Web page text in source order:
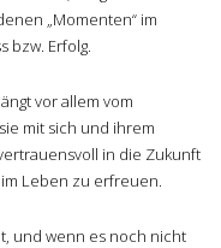
„Momenten“ im
bzw. Erfolg.
vor allem vom
mit sich und ihrem
in die Zukunft
Leben zu erfreuen.
und wenn es noch nicht